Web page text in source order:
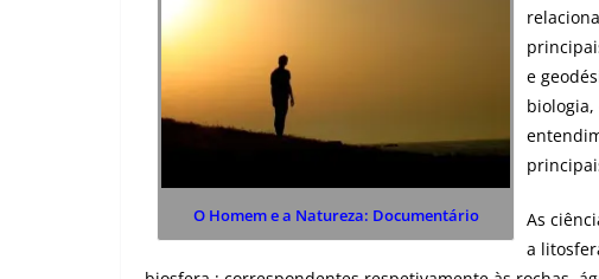
O Homem e a Natureza: Documentário
e
As
a